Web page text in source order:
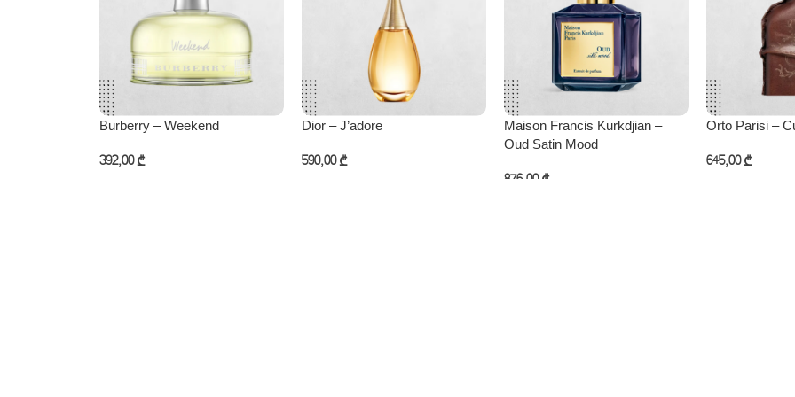
Burberry – Weekend
392,00 ₾
Dior – J’adore
590,00 ₾
Maison Francis Kurkdjian –
Oud Satin Mood
876,00 ₾
Orto Parisi –
645,00 ₾